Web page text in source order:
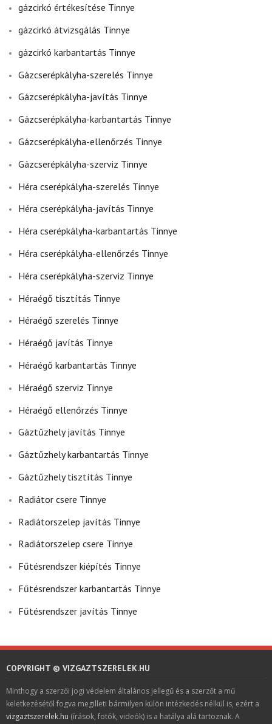
gázcirkó értékesítése Tinnye
gázcirkó átvizsgálás Tinnye
gázcirkó karbantartás Tinnye
Gázcserépkályha-szerelés Tinnye
Gázcserépkályha-javítás Tinnye
Gázcserépkályha-karbantartás Tinnye
Gázcserépkályha-ellenőrzés Tinnye
Gázcserépkályha-szerviz Tinnye
Héra cserépkályha-szerelés Tinnye
Héra cserépkályha-javítás Tinnye
Héra cserépkályha-karbantartás Tinnye
Héra cserépkályha-ellenőrzés Tinnye
Héra cserépkályha-szerviz Tinnye
Héraégő tisztítás Tinnye
Héraégő szerelés Tinnye
Héraégő javítás Tinnye
Héraégő karbantartás Tinnye
Héraégő szerviz Tinnye
Héraégő ellenőrzés Tinnye
Gáztűzhely javítás Tinnye
Gáztűzhely karbantartás Tinnye
Gáztűzhely tisztítás Tinnye
Radiátor csere Tinnye
Radiátorszelep javítás Tinnye
Radiátorszelep csere Tinnye
Fűtésrendszer kiépítés Tinnye
Fűtésrendszer karbantartás Tinnye
Fűtésrendszer javítás Tinnye
COPYRIGHT © VIZGAZTSZERELEK.HU
Minthogy a szerzői jogi védelem általános jellegű és a szerzőt a mű
keletkezésétől fogva megilleti bármilyen külön intézkedés nélkül is, ezért a
vizgaztszerelek.hu (írások, fotók, videók) is a hatálya alá tartoznak. A